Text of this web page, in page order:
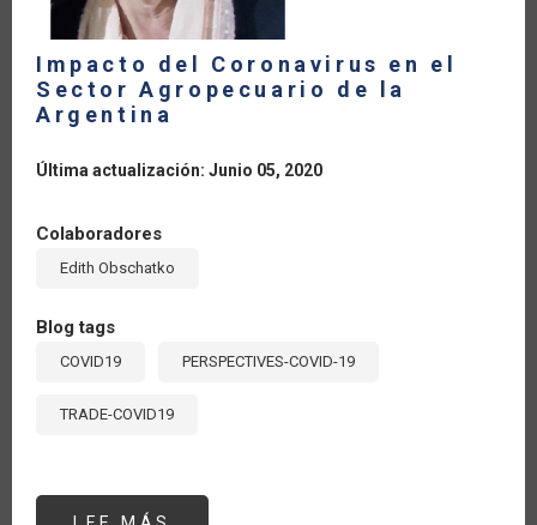
Impacto del Coronavirus en el
Sector Agropecuario de la
Argentina
Última actualización: Junio 05, 2020
Colaboradores
Edith Obschatko
Blog tags
COVID19 PERSPECTIVES-COVID-19
TRADE-COVID19